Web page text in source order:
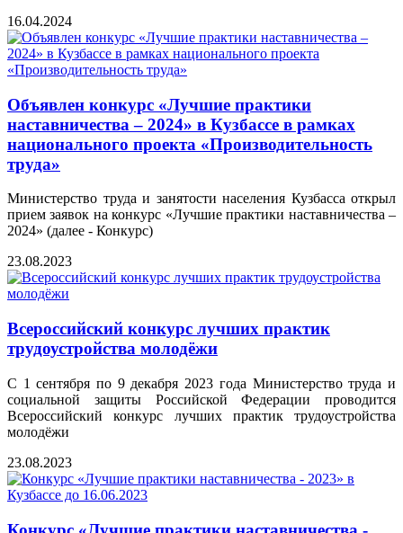
16.04.2024
Объявлен конкурс «Лучшие практики
наставничества – 2024» в Кузбассе в рамках
национального проекта «Производительность
труда»
Министерство труда и занятости населения Кузбасса открыл
прием заявок на конкурс «Лучшие практики наставничества –
2024» (далее - Конкурс)
23.08.2023
Всероссийский конкурс лучших практик
трудоустройства молодёжи
С 1 сентября по 9 декабря 2023 года Министерство труда и
социальной защиты Российской Федерации проводится
Всероссийский конкурс лучших практик трудоустройства
молодёжи
23.08.2023